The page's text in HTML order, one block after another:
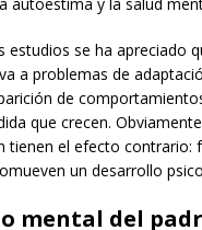
autoestima y la salud
estudios se ha apreciado
a problemas de
de
que crecen.
tienen el efecto contrario:
un desarrollo
mental del